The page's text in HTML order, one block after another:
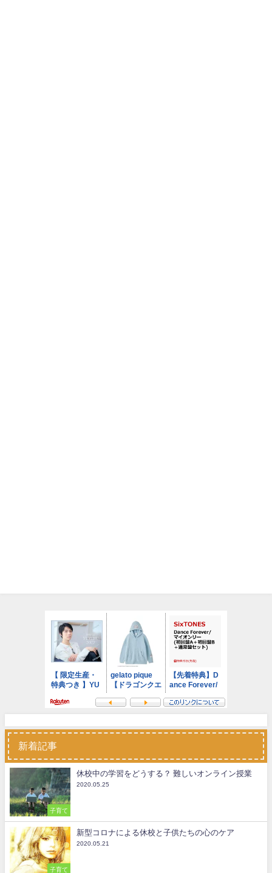
新着記事
子育て
休校中の学習をどうする？ 難しいオンライン授業
2020.05.25
子育て
新型コロナによる休校と子供たちの心のケア
2020.05.21